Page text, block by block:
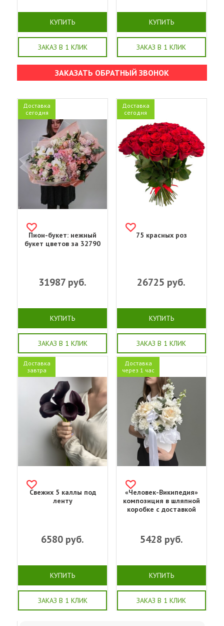
КУПИТЬ
ЗАКАЗ В 1 КЛИК
КУПИТЬ
ЗАКАЗ В 1 КЛИК
ЗАКАЗАТЬ ОБРАТНЫЙ ЗВОНОК
Доставка
сегодня
Пион-букет: нежный
букет цветов за 32790
31987 руб.
КУПИТЬ
ЗАКАЗ В 1 КЛИК
Доставка
сегодня
75 красных роз
26725 руб.
КУПИТЬ
ЗАКАЗ В 1 КЛИК
Доставка
завтра
Свежих 5 каллы под
ленту
6580 руб.
КУПИТЬ
ЗАКАЗ В 1 КЛИК
Доставка
через 1 час
«Человек-Википедия»
композиция в шляпной
коробке с доставкой
5428 руб.
КУПИТЬ
ЗАКАЗ В 1 КЛИК